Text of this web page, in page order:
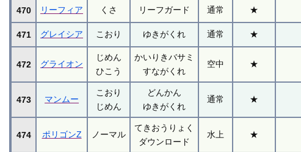
470 リーフィア くさ リーフガード 通常 ★
471 グレイシア こおり ゆきがくれ 通常 ★
472 グライオン
じめん
ひこう
かいりきバサミ
すながくれ
空中 ★
473 マンムー
こおり
じめん
どんかん
ゆきがくれ
通常 ★
474 ポリゴンZ ノーマル
てきおうりょく
ダウンロード
水上 ★